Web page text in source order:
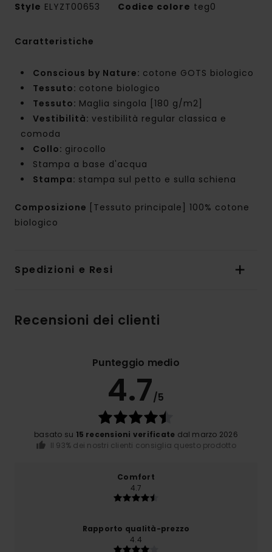
Style ELYZT00653 Codice colore teg0
Caratteristiche
Conscious by Nature: cotone GOTS biologico
Tessuto: cotone biologico
Tessuto: Maglia singola [180 g/m2]
Vestibilità: vestibilità regular classica e
comoda
Collo: girocollo
Stampa a base d'acqua
Stampa: stampa sul petto e sulla schiena
Composizione
[Tessuto principale] 100% cotone
biologico
Spedizioni e Resi
Recensioni dei clienti
Punteggio medio
4.7/5
basato su 15 recensioni verificate dal marzo 2026
Il 93% dei nostri clienti consiglia questo prodotto
Comfort
4.7
Rapporto qualità-prezzo
4.4